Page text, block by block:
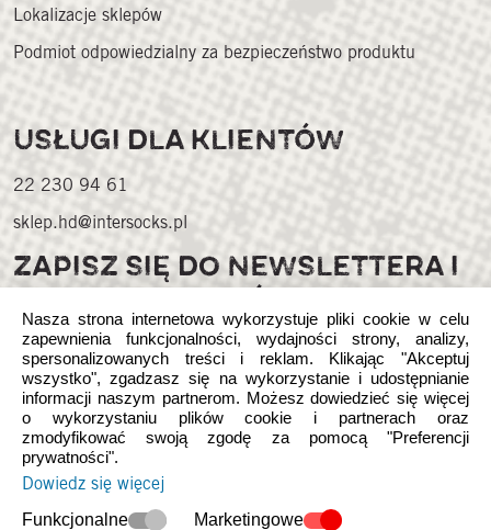
Lokalizacje sklepów
Podmiot odpowiedzialny za bezpieczeństwo produktu
USŁUGI DLA KLIENTÓW
22 230 94 61
sklep.hd@intersocks.pl
ZAPISZ SIĘ DO NEWSLETTERA I
Śledź nas w mediach społecznościowych
Nasza strona internetowa wykorzystuje pliki cookie w celu
zapewnienia funkcjonalności, wydajności strony, analizy,
spersonalizowanych treści i reklam. Klikając "Akceptuj
wszystko", zgadzasz się na wykorzystanie i udostępnianie
informacji naszym partnerom. Możesz dowiedzieć się więcej
o wykorzystaniu plików cookie i partnerach oraz
zmodyfikować swoją zgodę za pomocą "Preferencji
prywatności".
Dowiedz się więcej
Funkcjonalne Marketingowe